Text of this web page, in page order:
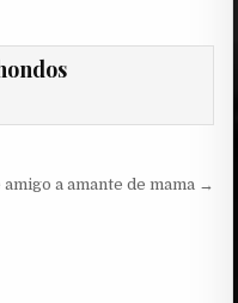
amigo a amante de mama →